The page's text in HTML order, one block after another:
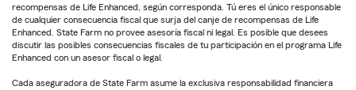
recompensas de Life Enhanced, según corresponda. Tú eres el único responsable
de cualquier consecuencia fiscal que surja del canje de recompensas de Life
Enhanced. State Farm no provee asesoría fiscal ni legal. Es posible que desees
discutir las posibles consecuencias fiscales de tu participación en el programa Life
Enhanced con un asesor fiscal o legal.
Cada aseguradora de State Farm asume la exclusiva responsabilidad financiera